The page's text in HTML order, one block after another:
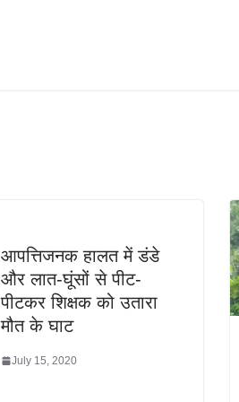
आपत्तिजनक हालत में डंडे
और लात-घूंसों से पीट-
पीटकर शिक्षक को उतारा
मौत के घाट
July 15, 2020